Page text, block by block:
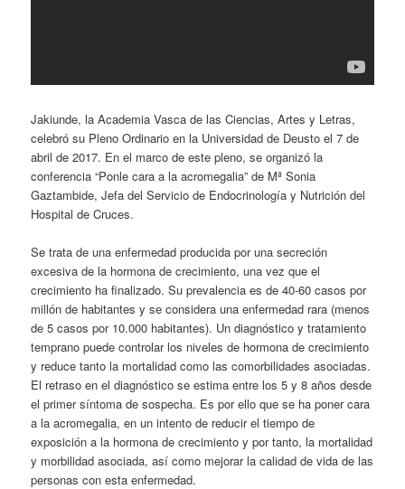
Jakiunde, la Academia Vasca de las Ciencias, Artes y Letras,
celebró su Pleno Ordinario en la Universidad de Deusto el 7 de
abril de 2017. En el marco de este pleno, se organizó la
conferencia “Ponle cara a la acromegalia” de Mª Sonia
Gaztambide, Jefa del Servicio de Endocrinología y Nutrición del
Hospital de Cruces.
Se trata de una enfermedad producida por una secreción
excesiva de la hormona de crecimiento, una vez que el
crecimiento ha finalizado. Su prevalencia es de 40-60 casos por
millón de habitantes y se considera una enfermedad rara (menos
de 5 casos por 10.000 habitantes). Un diagnóstico y tratamiento
temprano puede controlar los niveles de hormona de crecimiento
y reduce tanto la mortalidad como las comorbilidades asociadas.
El retraso en el diagnóstico se estima entre los 5 y 8 años desde
el primer síntoma de sospecha. Es por ello que se ha poner cara
a la acromegalia, en un intento de reducir el tiempo de
exposición a la hormona de crecimiento y por tanto, la mortalidad
y morbilidad asociada, así como mejorar la calidad de vida de las
personas con esta enfermedad.